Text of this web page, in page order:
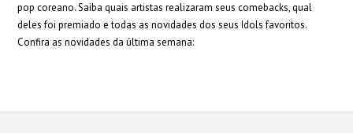
pop coreano. Saiba quais artistas realizaram seus comebacks, qual
deles foi premiado e todas as novidades dos seus Idols favoritos.
Confira as novidades da última semana: